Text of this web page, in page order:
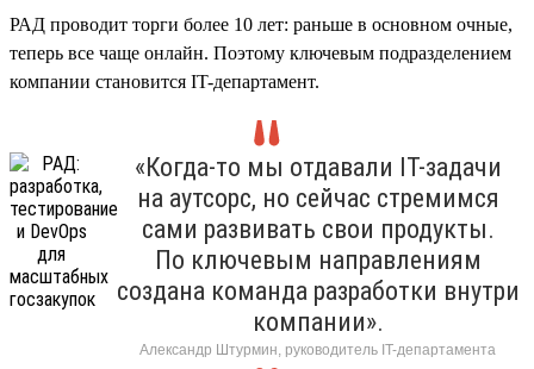
РАД проводит торги более 10 лет: раньше в основном очные,
теперь все чаще онлайн. Поэтому ключевым подразделением
компании становится IT-департамент.
«Когда-то мы отдавали IT-задачи
на аутсорс, но сейчас стремимся
сами развивать свои продукты.
По ключевым направлениям
создана команда разработки внутри
компании».
Александр Штурмин, руководитель IT-департамента